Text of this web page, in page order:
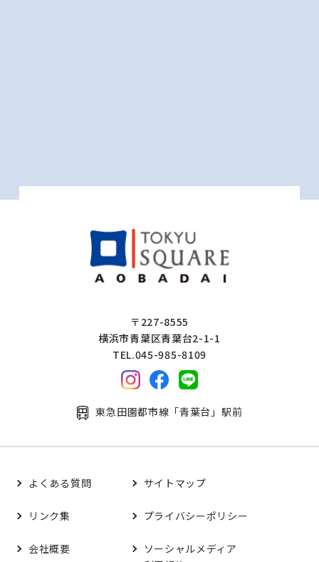
〒227-8555
横浜市青葉区青葉台2-1-1
TEL.045-985-8109
東急田園都市線「青葉台」駅前
よくある質問 サイトマップ
リンク集 プライバシーポリシー
会社概要
ソーシャルメディア